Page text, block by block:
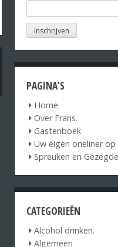
PAGINA’S
Home
Over Frans.
Gastenboek
Uw eigen oneliner op
Spreuken en
CATEGORIEËN
Alcohol drinken.
Algemeen